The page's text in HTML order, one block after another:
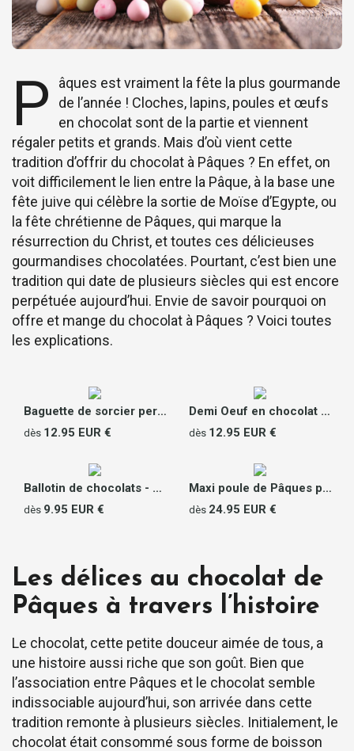
P
âques est vraiment la fête la plus gourmande
de l’année ! Cloches, lapins, poules et œufs
en chocolat sont de la partie et viennent
régaler petits et grands. Mais d’où vient cette
tradition d’offrir du chocolat à Pâques ? En effet, on
voit difficilement le lien entre la Pâque, à la base une
fête juive qui célèbre la sortie de Moïse d’Egypte, ou
la fête chrétienne de Pâques, qui marque la
résurrection du Christ, et toutes ces délicieuses
gourmandises chocolatées. Pourtant, c’est bien une
tradition qui date de plusieurs siècles qui est encore
perpétuée aujourd’hui. Envie de savoir pourquoi on
offre et mange du chocolat à Pâques ? Voici toutes
les explications.
Baguette de sorcier personnalisée en chocolat
dès 12.95 EUR €
Demi Oeuf en chocolat Photo
dès 12.95 EUR €
Ballotin de chocolats - Poule de Pâques
dès 9.95 EUR €
Maxi poule de Pâques personnalisable
dès 24.95 EUR €
Les délices au chocolat de
Pâques à travers l’histoire
Le chocolat, cette petite douceur aimée de tous, a
une histoire aussi riche que son goût. Bien que
l’association entre Pâques et le chocolat semble
indissociable aujourd’hui, son arrivée dans cette
tradition remonte à plusieurs siècles. Initialement, le
chocolat était consommé sous forme de boisson